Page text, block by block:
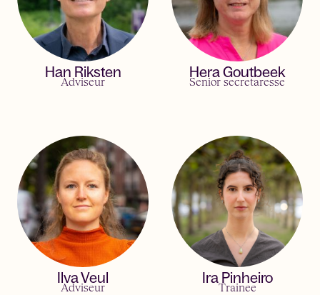
Han Riksten
Adviseur
Hera Goutbeek
Senior secretaresse
Ilva Veul
Adviseur
Ira Pinheiro
Trainee